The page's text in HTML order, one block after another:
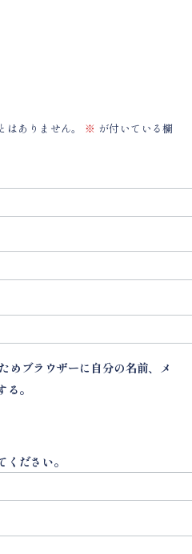
ありません。 ※ が付いている欄
めブラウザーに自分の名前、メ
。
ださい。